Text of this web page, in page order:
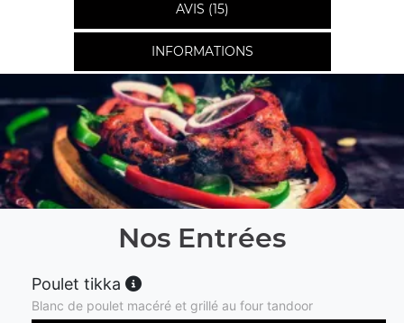
AVIS (15)
INFORMATIONS
Nos Entrées
Poulet tikka
Blanc de poulet macéré et grillé au four tandoor